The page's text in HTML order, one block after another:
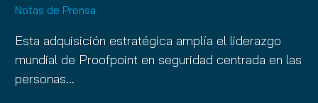
Notas de Prensa
Esta adquisición estratégica amplía el liderazgo
mundial de Proofpoint en seguridad centrada en las
personas…